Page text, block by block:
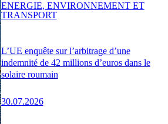
L’UE enquête sur l’arbitrage d’une
indemnité de 42 millions d’euros dans le
solaire roumain
30.07.2026
ENERGIE, ENVIRONNEMENT ET
TRANSPORT